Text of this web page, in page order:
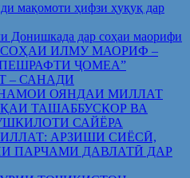
мақомоти ҳифзи ҳуқуқ дар
Донишкада дар соҳаи маорифи
“СОҲАИ ИЛМУ МАОРИФ –
ҶОМЕА”
– САНАДИ
ОЯНДАИ МИЛЛАТ
ТАШАББУСКОР ВА
САЙЁРА
АРЗИШИ СИЁСӢ,
ПАРЧАМИ ДАВЛАТӢ ДАР